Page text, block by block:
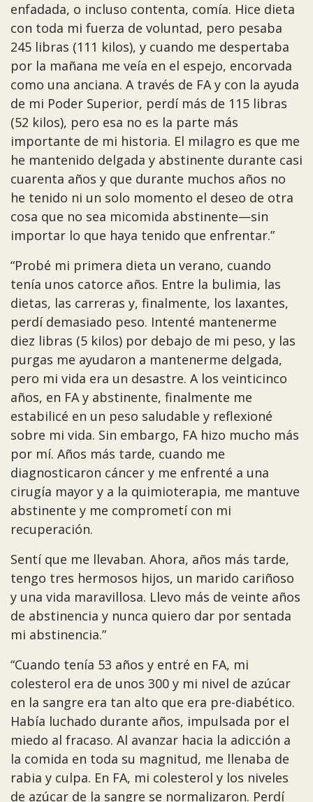
enfadada, o incluso contenta, comía. Hice dieta
con toda mi fuerza de voluntad, pero pesaba
245 libras (111 kilos), y cuando me despertaba
por la mañana me veía en el espejo, encorvada
como una anciana. A través de FA y con la ayuda
de mi Poder Superior, perdí más de 115 libras
(52 kilos), pero esa no es la parte más
importante de mi historia. El milagro es que me
he mantenido delgada y abstinente durante casi
cuarenta años y que durante muchos años no
he tenido ni un solo momento el deseo de otra
cosa que no sea micomida abstinente—sin
importar lo que haya tenido que enfrentar.”
“Probé mi primera dieta un verano, cuando
tenía unos catorce años. Entre la bulimia, las
dietas, las carreras y, finalmente, los laxantes,
perdí demasiado peso. Intenté mantenerme
diez libras (5 kilos) por debajo de mi peso, y las
purgas me ayudaron a mantenerme delgada,
pero mi vida era un desastre. A los veinticinco
años, en FA y abstinente, finalmente me
estabilicé en un peso saludable y reflexioné
sobre mi vida. Sin embargo, FA hizo mucho más
por mí. Años más tarde, cuando me
diagnosticaron cáncer y me enfrenté a una
cirugía mayor y a la quimioterapia, me mantuve
abstinente y me comprometí con mi
recuperación.
Sentí que me llevaban. Ahora, años más tarde,
tengo tres hermosos hijos, un marido cariñoso
y una vida maravillosa. Llevo más de veinte años
de abstinencia y nunca quiero dar por sentada
mi abstinencia.”
“Cuando tenía 53 años y entré en FA, mi
colesterol era de unos 300 y mi nivel de azúcar
en la sangre era tan alto que era pre-diabético.
Había luchado durante años, impulsada por el
miedo al fracaso. Al avanzar hacia la adicción a
la comida en toda su magnitud, me llenaba de
rabia y culpa. En FA, mi colesterol y los niveles
de azúcar de la sangre se normalizaron. Perdí